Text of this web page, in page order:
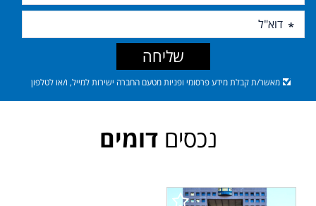
מאשר/ת קבלת מידע פרסומי ופניות מטעם החברה ישירות למייל, ו/או לטלפון
שליחה
נכסיםדומים